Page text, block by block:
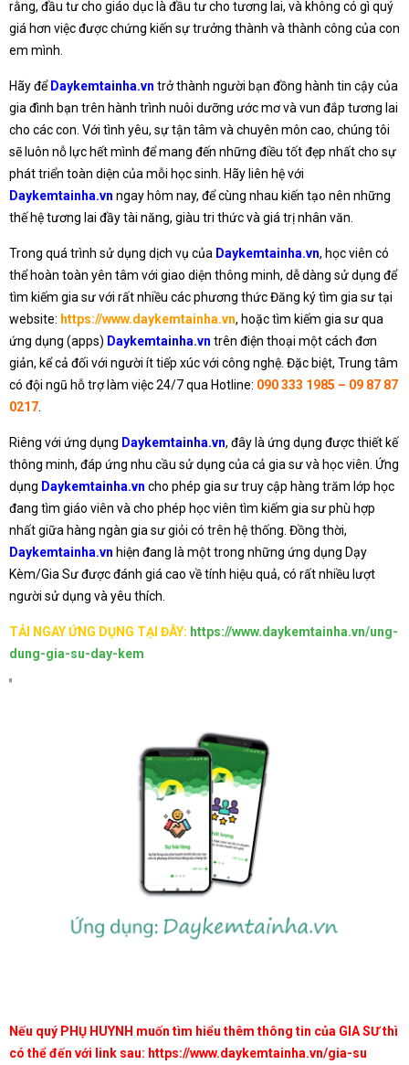
rằng, đầu tư cho giáo dục là đầu tư cho tương lai, và không có gì quý
giá hơn việc được chứng kiến sự trưởng thành và thành công của con
em mình.
Hãy để Daykemtainha.vn trở thành người bạn đồng hành tin cậy của
gia đình bạn trên hành trình nuôi dưỡng ước mơ và vun đắp tương lai
cho các con. Với tình yêu, sự tận tâm và chuyên môn cao, chúng tôi
sẽ luôn nỗ lực hết mình để mang đến những điều tốt đẹp nhất cho sự
phát triển toàn diện của mỗi học sinh. Hãy liên hệ với
Daykemtainha.vn ngay hôm nay, để cùng nhau kiến tạo nên những
thế hệ tương lai đầy tài năng, giàu tri thức và giá trị nhân văn.
Trong quá trình sử dụng dịch vụ của Daykemtainha.vn, học viên có
thể hoàn toàn yên tâm với giao diện thông minh, dễ dàng sử dụng để
tìm kiếm gia sư với rất nhiều các phương thức Đăng ký tìm gia sư tại
website: https://www.daykemtainha.vn, hoặc tìm kiếm gia sư qua
ứng dụng (apps) Daykemtainha.vn trên điện thoại một cách đơn
giản, kể cả đối với người ít tiếp xúc với công nghệ. Đặc biệt, Trung tâm
có đội ngũ hỗ trợ làm việc 24/7 qua Hotline: 090 333 1985 – 09 87 87
0217
Riêng với ứng dụng Daykemtainha.vn, đây là ứng dụng được thiết kế
thông minh, đáp ứng nhu cầu sử dụng của cả gia sư và học viên. Ứng
dụng Daykemtainha.vn cho phép gia sư truy cập hàng trăm lớp học
đang tìm giáo viên và cho phép học viên tìm kiếm gia sư phù hợp
nhất giữa hàng ngàn gia sư giỏi có trên hệ thống. Đồng thời,
Daykemtainha.vn hiện đang là một trong những ứng dụng Dạy
Kèm/Gia Sư được đánh giá cao về tính hiệu quả, có rất nhiều lượt
người sử dụng và yêu thích.
TẢI NGAY ỨNG DỤNG TẠI ĐÂY: https://www.daykemtainha.vn/ung-
dung-gia-su-day-kem
Nếu quý PHỤ HUYNH muốn tìm hiểu thêm thông tin của GIA SƯ thì
có thể đến với link sau: https://www.daykemtainha.vn/gia-su